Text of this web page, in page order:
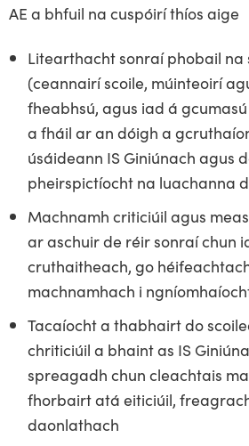
AE a bhfuil na cuspóirí thíos aige
Litearthacht sonraí phobail na
(ceannairí scoile, múinteoirí
fheabhsú, agus iad á
a fháil ar an dóigh a
úsáideann IS Giniúnach agus
pheirspictíocht na luachanna
Machnamh criticiúil agus
ar aschuir de réir sonraí chun
cruthaitheach, go
machnamhach i
Tacaíocht a thabhairt do
chriticiúil a bhaint as IS
spreagadh chun cleachtais
fhorbairt atá eiticiúil,
daonlathach